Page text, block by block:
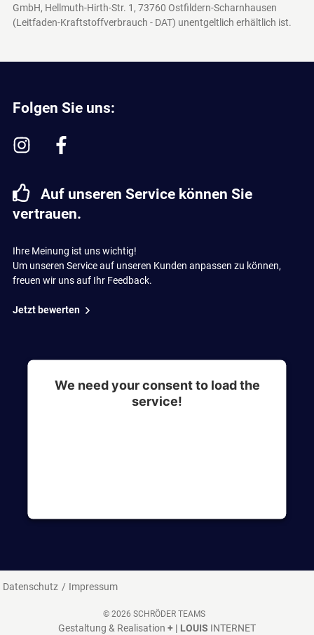
GmbH, Hellmuth-Hirth-Str. 1, 73760 Ostfildern-Scharnhausen
(Leitfaden-Kraftstoffverbrauch - DAT) unentgeltlich erhältlich ist.
Folgen Sie uns:
Auf unseren Service können Sie
vertrauen.
Ihre Meinung ist uns wichtig!
Um unseren Service auf unseren Kunden anpassen zu können,
freuen wir uns auf Ihr Feedback.
Jetzt bewerten
We need your consent to load the
service!
Datenschutz Impressum
© 2026 SCHRÖDER TEAMS
Gestaltung & Realisation + | LOUIS INTERNET